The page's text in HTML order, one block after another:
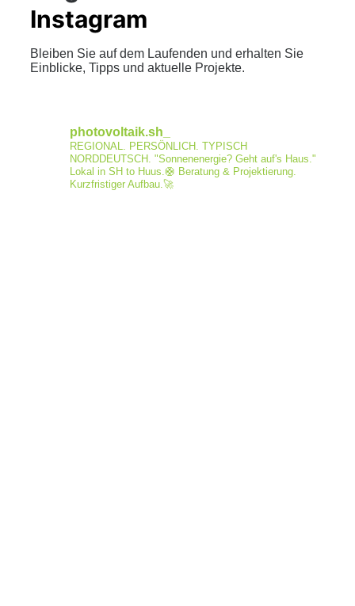
Instagram
Bleiben Sie auf dem Laufenden und erhalten Sie
Einblicke, Tipps und aktuelle Projekte.
photovoltaik.sh_
REGIONAL. PERSÖNLICH. TYPISCH
NORDDEUTSCH. "Sonnenenergie? Geht auf's Haus."
Lokal in SH to Huus.🛟 Beratung & Projektierung.
Kurzfristiger Aufbau.🚀